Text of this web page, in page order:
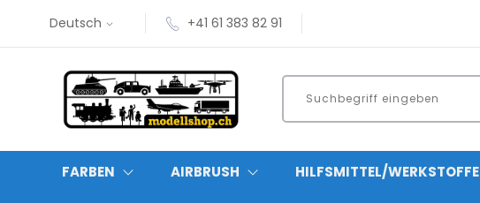
Deutsch +41 61 383 82 91
FARBEN AIRBRUSH HILFSMITTEL/WERKSTOFFE